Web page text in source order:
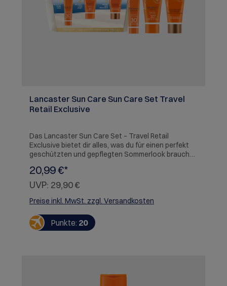
Lancaster Sun Care Sun Care Set Travel
Retail Exclusive
Das Lancaster Sun Care Set – Travel Retail
Exclusive bietet dir alles, was du für einen perfekt
geschützten und gepflegten Sommerlook brauchst
Sonnenschutz für Gesicht & Körper und einer After
Sun Lotion mit Tan Maximiser schenkt dir ein
rundum gelungenes Sonnenpflege-Erlebnis. Sun
Beauty Face Cream SPF30 (30 ml: Die leichte,
umfassend dank Full Light Technology – vor UVA-,
UVB-, Infrarot- und sichtbarem Licht inkl. Blaulicht.
friendly: Die schnell einziehende Body Milk schützt
20,99 €*
UVP: 29,90 €
Preise inkl. MwSt. zzgl. Versandkosten
Punkte: 20